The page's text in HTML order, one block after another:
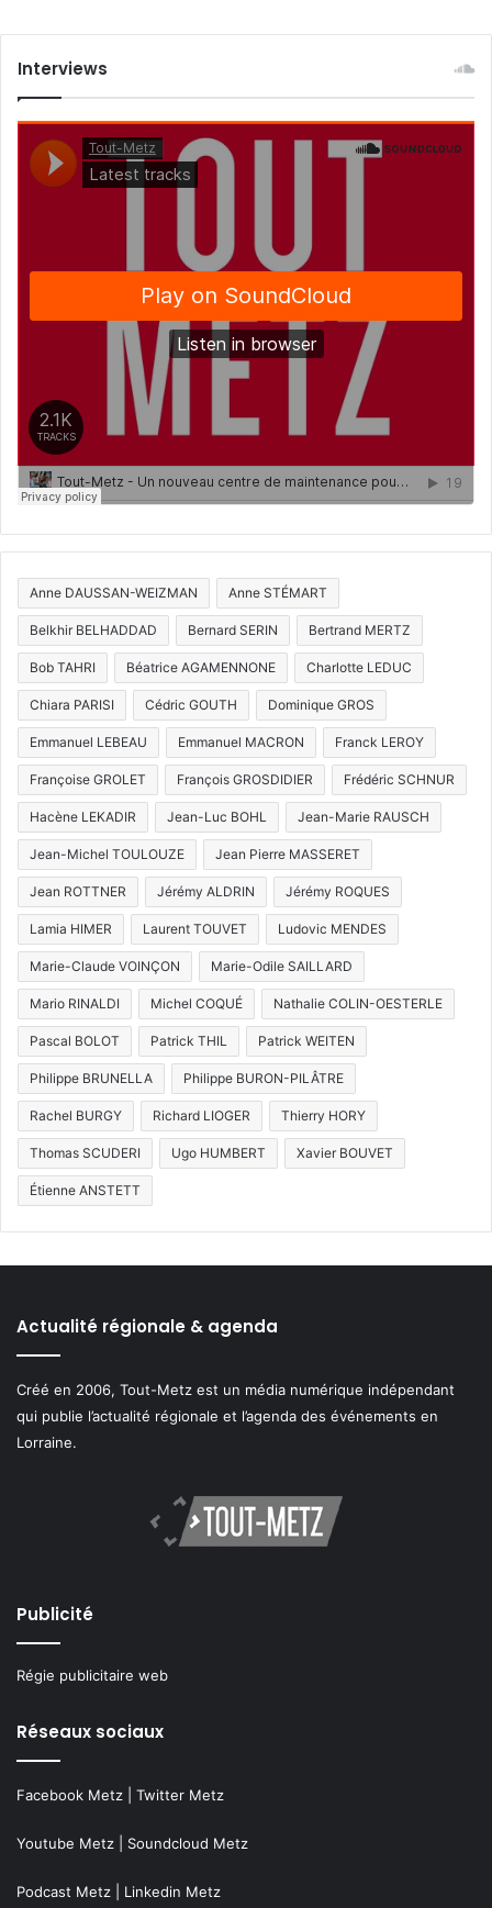
Interviews
Anne DAUSSAN-WEIZMAN Anne STÉMART
Belkhir BELHADDAD Bernard SERIN Bertrand MERTZ
Bob TAHRI Béatrice AGAMENNONE Charlotte LEDUC
Chiara PARISI Cédric GOUTH Dominique GROS
Emmanuel LEBEAU Emmanuel MACRON Franck LEROY
Françoise GROLET François GROSDIDIER Frédéric SCHNUR
Hacène LEKADIR Jean-Luc BOHL Jean-Marie RAUSCH
Jean-Michel TOULOUZE Jean Pierre MASSERET
Jean ROTTNER Jérémy ALDRIN Jérémy ROQUES
Lamia HIMER Laurent TOUVET Ludovic MENDES
Marie-Claude VOINÇON Marie-Odile SAILLARD
Mario RINALDI Michel COQUÉ Nathalie COLIN-OESTERLE
Pascal BOLOT Patrick THIL Patrick WEITEN
Philippe BRUNELLA Philippe BURON-PILÂTRE
Rachel BURGY Richard LIOGER Thierry HORY
Thomas SCUDERI Ugo HUMBERT Xavier BOUVET
Étienne ANSTETT
Actualité régionale & agenda
Créé en 2006, Tout-Metz est un média numérique indépendant
qui publie l’actualité régionale et l’agenda des événements en
Lorraine.
Publicité
Régie publicitaire web
Réseaux sociaux
Facebook Metz Twitter Metz
Youtube Metz Soundcloud Metz
Podcast Metz Linkedin Metz